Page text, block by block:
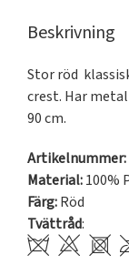
Beskrivning
Stor röd
crest. Har
90 cm.
Artikelnummer:
Material:100%
Färg:Röd
Tvättråd: